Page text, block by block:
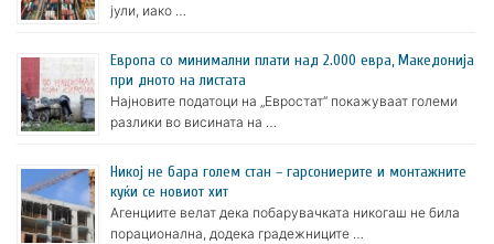
јули, иако …
Европа со минимални плати над 2.000 евра, Македонија
при дното на листата
Најновите податоци на „Евростат“ покажуваат големи
разлики во висината на …
Никој не бара голем стан – гарсониерите и монтажните
куќи се новиот хит
Агенциите велат дека побарувачката никогаш не била
порационална, додека градежниците …